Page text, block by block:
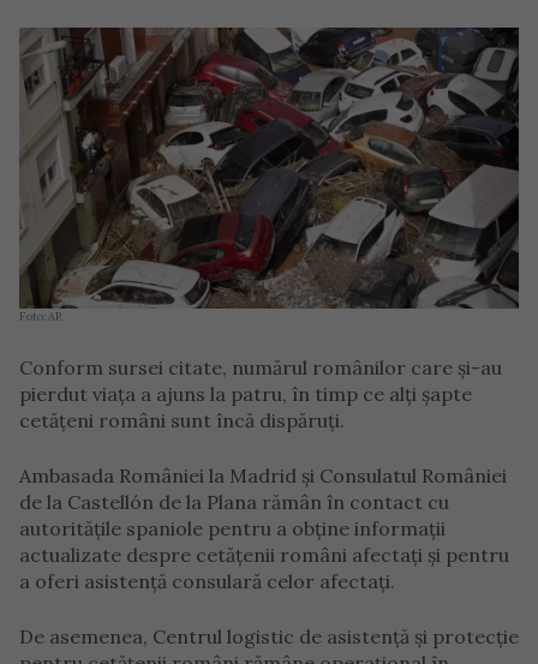
Foto: AP.
Conform sursei citate, numărul românilor care și-au
pierdut viața a ajuns la patru, în timp ce alți șapte
cetățeni români sunt încă dispăruți.
Ambasada României la Madrid și Consulatul României
de la Castellón de la Plana rămân în contact cu
autoritățile spaniole pentru a obține informații
actualizate despre cetățenii români afectați și pentru
a oferi asistență consulară celor afectați.
De asemenea, Centrul logistic de asistență și protecție